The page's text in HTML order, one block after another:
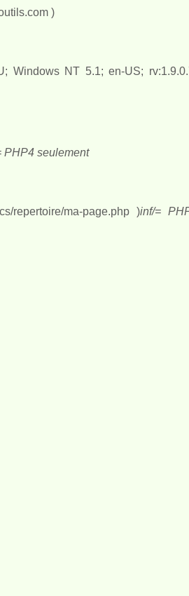
)
Windows NT 5.1; en-US;
PHP4 seulement
repertoire/ma-page.php )inf/=